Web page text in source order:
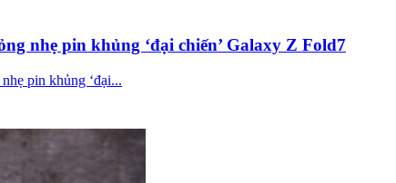
nhẹ pin khủng ‘đại chiến’ Galaxy Z Fold7
pin khủng ‘đại...